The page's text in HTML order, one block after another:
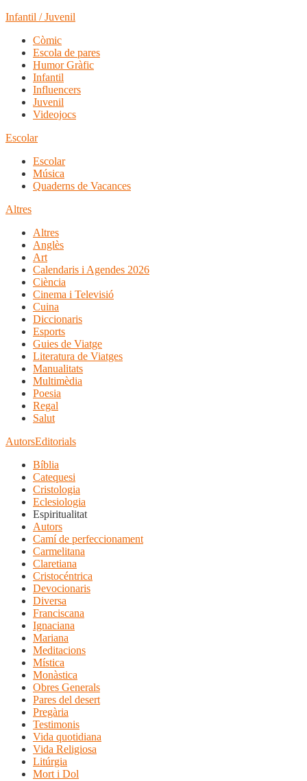
Infantil / Juvenil
Còmic
Escola de pares
Humor Gràfic
Infantil
Influencers
Juvenil
Videojocs
Escolar
Escolar
Música
Quaderns de Vacances
Altres
Altres
Anglès
Art
Calendaris i Agendes 2026
Ciència
Cinema i Televisió
Cuina
Diccionaris
Esports
Guies de Viatge
Literatura de Viatges
Manualitats
Multimèdia
Poesia
Regal
Salut
AutorsEditorials
Bíblia
Catequesi
Cristologia
Eclesiologia
Espiritualitat
Autors
Camí de perfeccionament
Carmelitana
Claretiana
Cristocéntrica
Devocionaris
Diversa
Franciscana
Ignaciana
Mariana
Meditacions
Mística
Monàstica
Obres Generals
Pares del desert
Pregària
Testimonis
Vida quotidiana
Vida Religiosa
Litúrgia
Mort i Dol